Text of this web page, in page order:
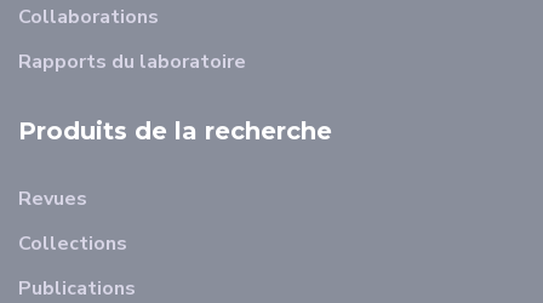
Collaborations
Rapports du laboratoire
Produits de la recherche
Revues
Collections
Publications